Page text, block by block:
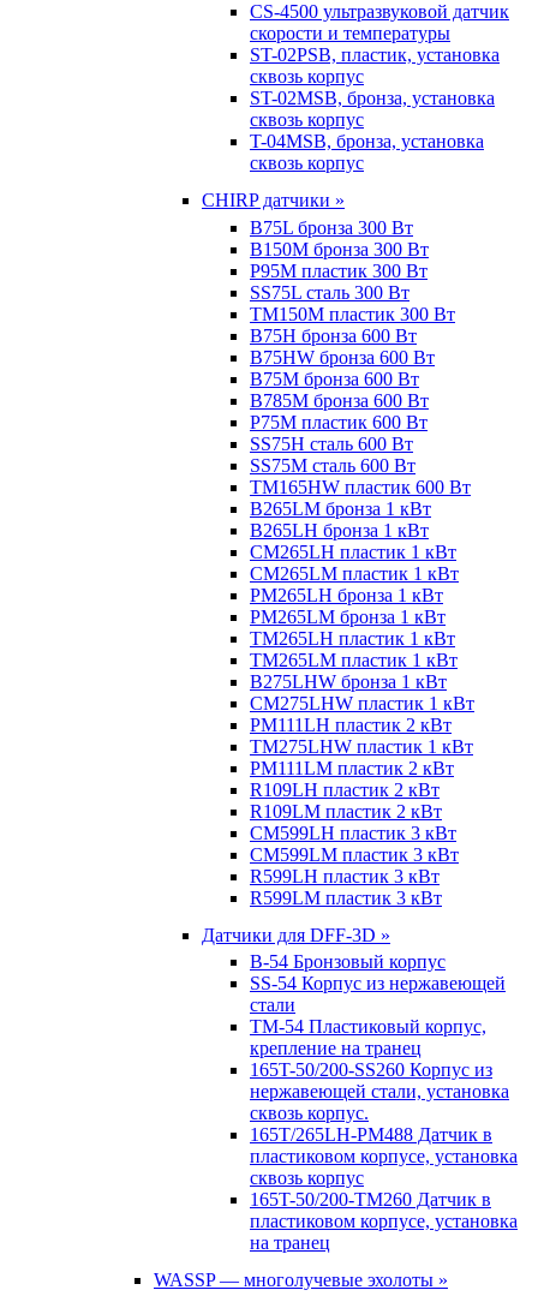
CS-4500 ультразвуковой датчик
скорости и температуры
ST-02PSB, пластик, установка
сквозь корпус
ST-02MSB, бронза, установка
сквозь корпус
T-04MSB, бронза, установка
сквозь корпус
CHIRP датчики »
B75L бронза 300 Вт
B150M бронза 300 Вт
P95M пластик 300 Вт
SS75L сталь 300 Вт
TM150M пластик 300 Вт
B75H бронза 600 Вт
B75HW бронза 600 Вт
B75M бронза 600 Вт
B785M бронза 600 Вт
P75M пластик 600 Вт
SS75H сталь 600 Вт
SS75M сталь 600 Вт
TM165HW пластик 600 Вт
B265LM бронза 1 кВт
B265LH бронза 1 кВт
CM265LH пластик 1 кВт
CM265LM пластик 1 кВт
PM265LH бронза 1 кВт
PM265LM бронза 1 кВт
TM265LH пластик 1 кВт
TM265LM пластик 1 кВт
B275LHW бронза 1 кВт
CM275LHW пластик 1 кВт
PM111LH пластик 2 кВт
TM275LHW пластик 1 кВт
PM111LM пластик 2 кВт
R109LH пластик 2 кВт
R109LM пластик 2 кВт
CM599LH пластик 3 кВт
CM599LM пластик 3 кВт
R599LH пластик 3 кВт
R599LM пластик 3 кВт
Датчики для DFF-3D »
B-54 Бронзовый корпус
SS-54 Корпус из нержавеющей
стали
TM-54 Пластиковый корпус,
крепление на транец
165T-50/200-SS260 Корпус из
нержавеющей стали, установка
сквозь корпус.
165T/265LH-PM488 Датчик в
пластиковом корпусе, установка
сквозь корпус
165T-50/200-TM260 Датчик в
пластиковом корпусе, установка
на транец
WASSP — многолучевые эхолоты »